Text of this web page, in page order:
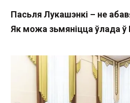
Пасьля Лукашэнкі – не
Як можа зьмяніцца ўлада ў